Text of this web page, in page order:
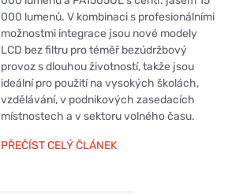
000 lumenů. V kombinaci s profesionálními
možnostmi integrace jsou nové modely
LCD bez filtru pro téměř bezúdržbový
provoz s dlouhou životností, takže jsou
ideální pro použití na vysokých školách,
vzdělávání, v podnikových zasedacích
místnostech a v sektoru volného času.
PŘEČÍST CELÝ ČLÁNEK